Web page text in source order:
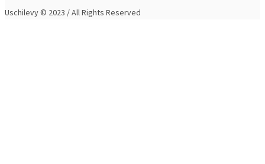
Uschilevy © 2023 / All Rights Reserved